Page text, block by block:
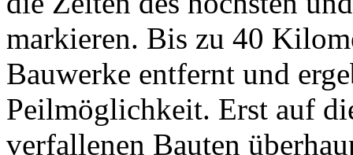
Bauwerke entfernt und
Peilmöglichkeit. Erst auf
verfallenen Bauten
der diese gigantischen